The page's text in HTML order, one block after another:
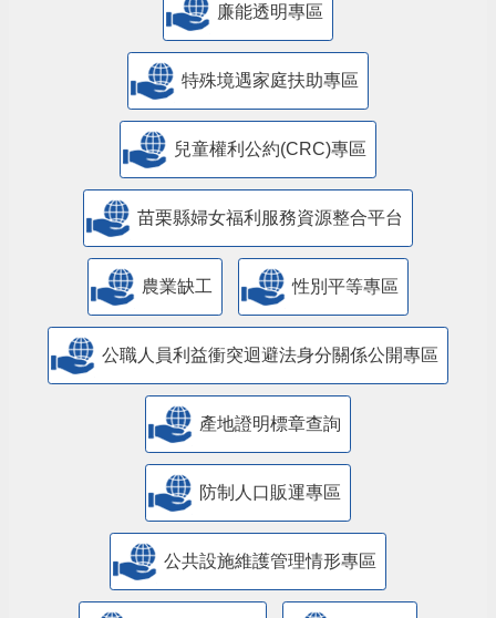
廉能透明專區
特殊境遇家庭扶助專區
兒童權利公約(CRC)專區
苗栗縣婦女福利服務資源整合平台
農業缺工 性別平等專區
公職人員利益衝突迴避法身分關係公開專區
產地證明標章查詢
防制人口販運專區
​公共設施維護管理情形專區